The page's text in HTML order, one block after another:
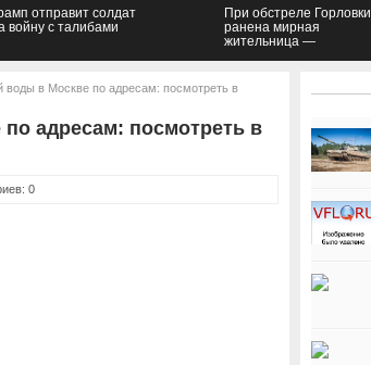
отправит солдат
войну с талибами
При обстреле Горловки
ранена мирная
жительница —
воды в Москве по адресам: посмотреть в
адресам: посмотреть в
0